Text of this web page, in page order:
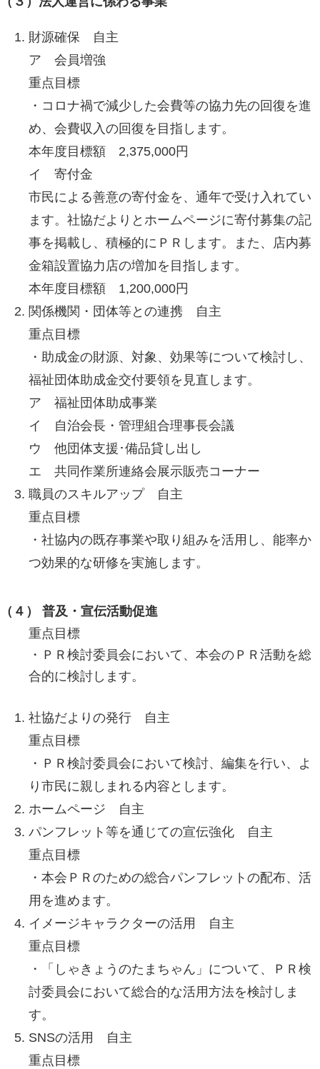
財源確保 自主
ア 会員増強
重点目標
・コロナ禍で減少した会費等の協力先の回復を進
め、会費収入の回復を目指します。
本年度目標額 2,375,000円
イ 寄付金
市民による善意の寄付金を、通年で受け入れてい
ます。社協だよりとホームページに寄付募集の記
事を掲載し、積極的にＰＲします。また、店内募
金箱設置協力店の増加を目指します。
本年度目標額 1,200,000円
関係機関・団体等との連携 自主
重点目標
・助成金の財源、対象、効果等について検討し、
福祉団体助成金交付要領を見直します。
ア 福祉団体助成事業
イ 自治会長・管理組合理事長会議
ウ 他団体支援･備品貸し出し
エ 共同作業所連絡会展示販売コーナー
職員のスキルアップ 自主
重点目標
・社協内の既存事業や取り組みを活用し、能率か
つ効果的な研修を実施します。
（４） 普及・宣伝活動促進
重点目標
・ＰＲ検討委員会において、本会のＰＲ活動を総
合的に検討します。
社協だよりの発行 自主
重点目標
・ＰＲ検討委員会において検討、編集を行い、よ
り市民に親しまれる内容とします。
ホームページ 自主
パンフレット等を通じての宣伝強化 自主
重点目標
・本会ＰＲのための総合パンフレットの配布、活
用を進めます。
イメージキャラクターの活用 自主
重点目標
・「しゃきょうのたまちゃん」について、ＰＲ検
討委員会において総合的な活用方法を検討しま
す。
SNSの活用 自主
重点目標